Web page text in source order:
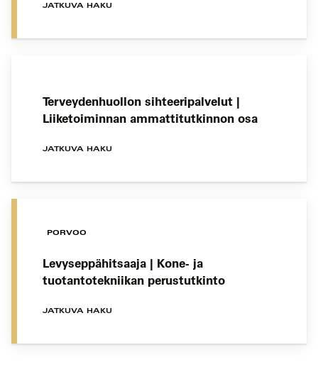
JATKUVA HAKU
Terveydenhuollon sihteeripalvelut |
Liiketoiminnan ammattitutkinnon osa
JATKUVA HAKU
PORVOO
Levyseppähitsaaja | Kone- ja
tuotantotekniikan perustutkinto
JATKUVA HAKU